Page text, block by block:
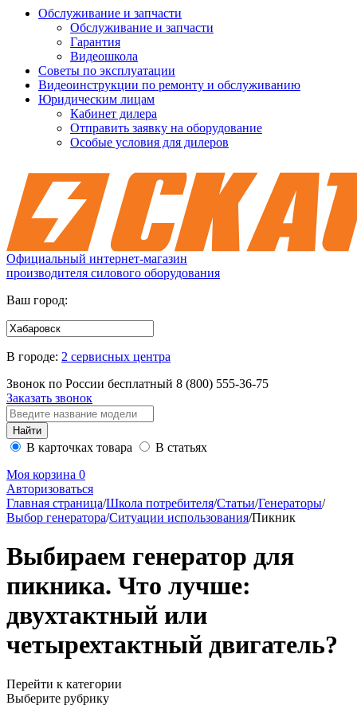
Обслуживание и запчасти
Обслуживание и запчасти
Гарантия
Видеошкола
Советы по эксплуатации
Видеоинструкции по ремонту и обслуживанию
Юридическим лицам
Кабинет дилера
Отправить заявку на оборудование
Особые условия для дилеров
Официальный интернет-магазин
производителя силового оборудования
Ваш город:
В городе: 2 сервисных центра
Звонок по России бесплатный 8 (800) 555-36-75
Заказать звонок
В карточках товара
В статьях
Моя корзина 0
Авторизоваться
Главная страница/Школа потребителя/Статьи/Генераторы/
Выбор генератора/Ситуации использования/Пикник
Выбираем генератор для
пикника. Что лучше:
двухтактный или
четырехтактный двигатель?
Перейти к категории
Выберите рубрику